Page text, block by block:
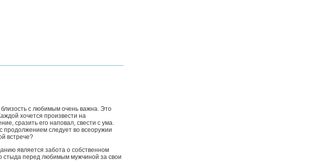
с любимым очень важна. Это
хочется произвести на
сразить его наповал, свести с ума.
продолжением следует во всеоружии
встрече?
является забота о собственном
стыда перед любимым мужчиной за свои